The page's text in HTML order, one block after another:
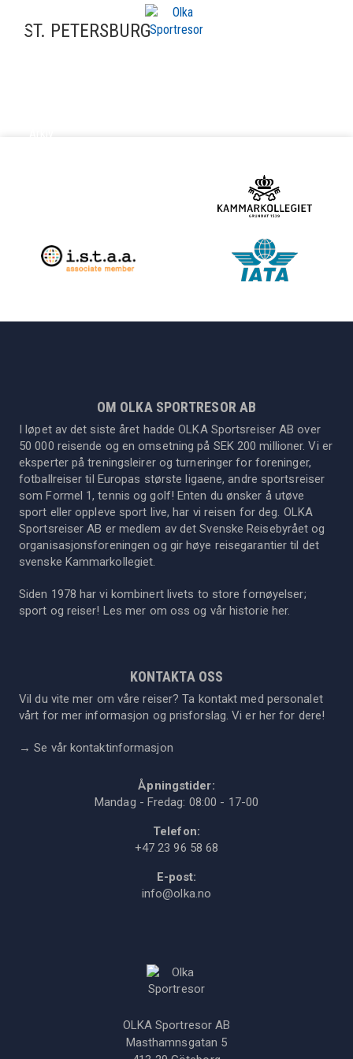
ST. PETERSBURG
OM OLKA SPORTRESOR AB
I løpet av det siste året hadde OLKA Sportsreiser AB over
50 000 reisende og en omsetning på SEK 200 millioner. Vi er
eksperter på treningsleirer og turneringer for foreninger,
fotballreiser til Europas største ligaene, andre sportsreiser
som Formel 1, tennis og golf! Enten du ønsker å utøve
sport eller oppleve sport live, har vi reisen for deg. OLKA
Sportsreiser AB er medlem av det Svenske Reisebyrået og
organisasjonsforeningen og gir høye reisegarantier til det
svenske Kammarkollegiet.
Siden 1978 har vi kombinert livets to store fornøyelser;
sport og reiser! Les mer om oss og vår historie her.
KONTAKTA OSS
Vil du vite mer om våre reiser? Ta kontakt med personalet
vårt for mer informasjon og prisforslag. Vi er her for dere!
→Se vår kontaktinformasjon
Åpningstider:
Mandag - Fredag: 08:00 - 17-00
Telefon:
+47 23 96 58 68
E-post:
info@olka.no
OLKA Sportresor AB
Masthamnsgatan 5